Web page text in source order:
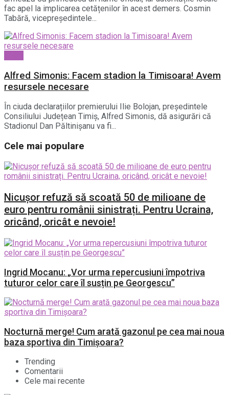
fac apel la implicarea cetățenilor în acest demers. Cosmin
Tabără, vicepreședintele...
Alfred Simonis: Facem stadion la Timisoara! Avem
resursele necesare
În ciuda declarațiilor premierului Ilie Bolojan, președintele
Consiliului Județean Timiș, Alfred Simonis, dă asigurări că
Stadionul Dan Păltinișanu va fi...
Cele mai populare
Nicușor refuză să scoată 50 de milioane de
euro pentru românii sinistrați. Pentru Ucraina,
oricând, oricât e nevoie!
Ingrid Mocanu: „Vor urma repercusiuni împotriva
tuturor celor care îl susțin pe Georgescu”
Nocturnă merge! Cum arată gazonul pe cea mai noua
baza sportiva din Timișoara?
Trending
Comentarii
Cele mai recente